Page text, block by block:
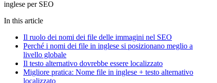
In this article
Il ruolo dei nomi dei file delle immagini nel SEO
Perché i nomi dei file in inglese si posizionano meglio a
livello globale
Il testo alternativo dovrebbe essere localizzato
Migliore pratica: Nome file in inglese + testo alternativo
localizzato